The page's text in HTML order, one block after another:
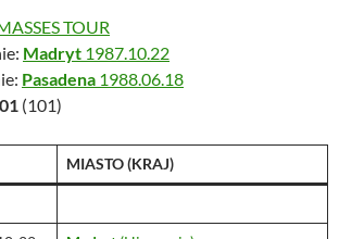
TOUR
Madryt 1987.10.22
Pasadena 1988.06.18
(101)
MIASTO(KRAJ)